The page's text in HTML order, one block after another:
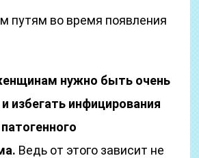
путям во время появления
нужно быть очень
избегать инфицирования
Ведь от этого зависит не